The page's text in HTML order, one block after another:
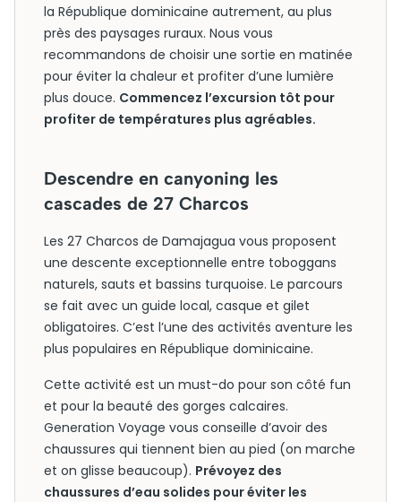
la République dominicaine autrement, au plus
près des paysages ruraux. Nous vous
recommandons de choisir une sortie en matinée
pour éviter la chaleur et profiter d’une lumière
plus douce. Commencez l’excursion tôt pour
profiter de températures plus agréables.
Descendre en canyoning les
cascades de 27 Charcos
Les 27 Charcos de Damajagua vous proposent
une descente exceptionnelle entre toboggans
naturels, sauts et bassins turquoise. Le parcours
se fait avec un guide local, casque et gilet
obligatoires. C’est l’une des activités aventure les
plus populaires en République dominicaine.
Cette activité est un must-do pour son côté fun
et pour la beauté des gorges calcaires.
Generation Voyage vous conseille d’avoir des
chaussures qui tiennent bien au pied (on marche
et on glisse beaucoup). Prévoyez des
chaussures d’eau solides pour éviter les